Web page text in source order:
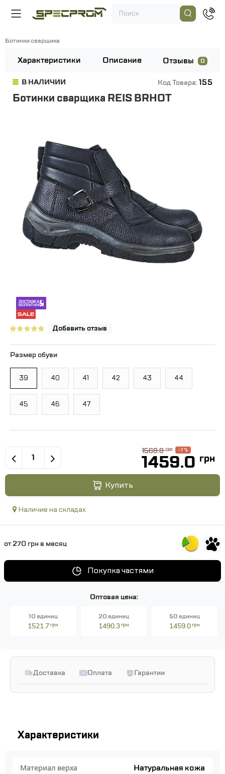
Ботинки сварщика
Характеристики Описание Отзывы 0
В НАЛИЧИИ Код Товара: 155
Ботинки сварщика REIS BRHOT
Добавить отзыв
Размер обуви
39 40 41 42 43 44
45 46 47
1568.8грн -7 %
1459.0 грн
Купить
Наличие на складах
от 270 грн в месяц
Покупка частями
Оптовая цена:
10 единиц
1521.7грн
20 единиц
1490.3грн
50 единиц
1459.0грн
Доставка Оплата Гарантии
Характеристики
Материал верха Натуральная кожа